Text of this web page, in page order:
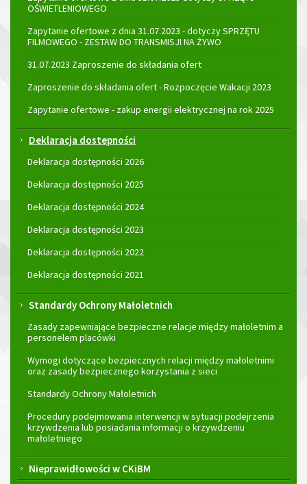
OŚWIETLENIOWEGO
Zapytanie ofertowe z dnia 31.07.2023 - dotyczy SPRZĘTU
FILMOWEGO - ZESTAW DO TRANSMISJI NA ŻYWO
31.07.2023 Zaproszenie do składania ofert
Zaproszenie do składania ofert - Rozpoczęcie Wakacji 2023
Zapytanie ofertowe - zakup energii elektrycznej na rok 2025
Deklaracja dostepności
Deklaracja dostępności 2026
Deklaracja dostępności 2025
Deklaracja dostępności 2024
Deklaracja dostępności 2023
Deklaracja dostępności 2022
Deklaracja dostępności 2021
Standardy Ochrony Małoletnich
Zasady zapewniające bezpieczne relacje między małoletnim a
personelem placówki
Wymogi dotyczące bezpiecznych relacji między małoletnimi
oraz zasady bezpiecznego korzystania z sieci
Standardy Ochrony Małoletnich
Procedury podejmowania interwencji w sytuacji podejrzenia
krzywdzenia lub posiadania informacji o krzywdzeniu
małoletniego
Nieprawidłowości w CKiBM